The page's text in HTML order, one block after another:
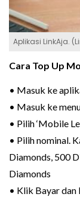
Aplikasi LinkAja.
Cara Top Up
• Masuk ke
• Masuk ke
• Pilih ‘Mobile
• Pilih nominal.
Diamonds, 500
Diamonds
• Klik Bayar dan